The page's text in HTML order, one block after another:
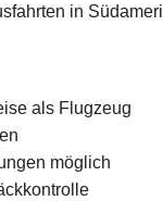
in
als Flugzeug
möglich